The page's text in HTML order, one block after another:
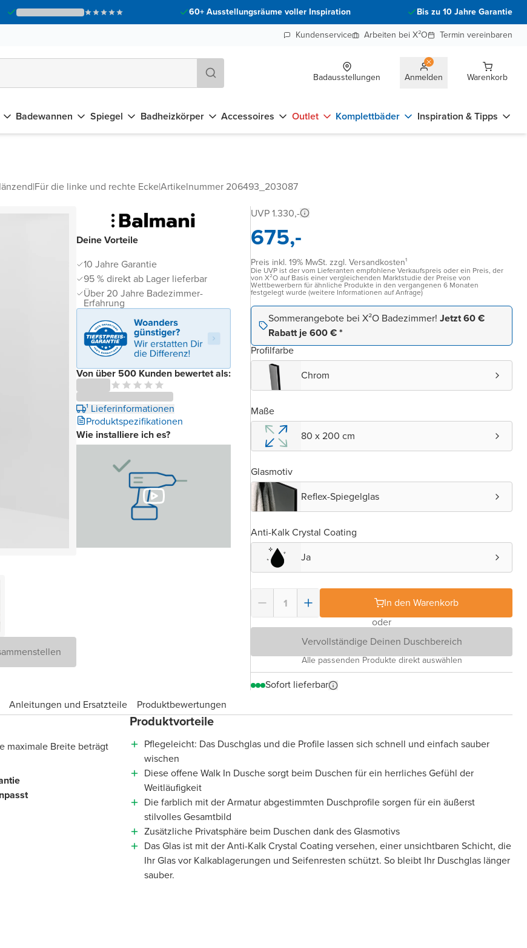
60+ Ausstellungsräume voller Inspiration
Bis zu 10 Jahre Garantie
Kundenservice
Arbeiten bei X²O Termin vereinbaren
Badausstellungen Anmelden Warenkorb
Badewannen Spiegel Badheizkörper Accessoires Outlet Komplettbäder Inspiration & Tipps
|Für die linke und rechte Ecke|Artikelnummer 206493_203087
Deine Vorteile
10 Jahre Garantie
95 % direkt ab Lager lieferbar
Über 20 Jahre Badezimmer-
Erfahrung
Von über 500 Kunden bewertet als:
¹ Lieferinformationen
Produktspezifikationen
Wie installiere ich es?
UVP 1.330,-
675,-
Preis inkl. 19% MwSt. zzgl. Versandkosten¹
Die UVP ist der vom Lieferanten empfohlene Verkaufspreis oder ein Preis, der
von X²O auf Basis einer vergleichenden Marktstudie der Preise von
Wettbewerbern für ähnliche Produkte in den vergangenen 6 Monaten
festgelegt wurde (weitere Informationen auf Anfrage)
Sommerangebote bei X²O Badezimmer! Jetzt 60 €
Rabatt je 600 € *
Profilfarbe
Chrom
Maße
80 x 200 cm
Glasmotiv
Reflex-Spiegelglas
Anti-Kalk Crystal Coating
Ja
In den Warenkorb
oder
Vervollständige Deinen Duschbereich
Alle passenden Produkte direkt auswählen
Sofort lieferbar
Anleitungen und Ersatzteile
Produktbewertungen
maximale Breite beträgt
Produktvorteile
Pflegeleicht: Das Duschglas und die Profile lassen sich schnell und einfach sauber
wischen
Diese offene Walk In Dusche sorgt beim Duschen für ein herrliches Gefühl der
Weitläufigkeit
Die farblich mit der Armatur abgestimmten Duschprofile sorgen für ein äußerst
stilvolles Gesamtbild
Zusätzliche Privatsphäre beim Duschen dank des Glasmotivs
Das Glas ist mit der Anti-Kalk Crystal Coating versehen, einer unsichtbaren Schicht, die
Ihr Glas vor Kalkablagerungen und Seifenresten schützt. So bleibt Ihr Duschglas länger
sauber.